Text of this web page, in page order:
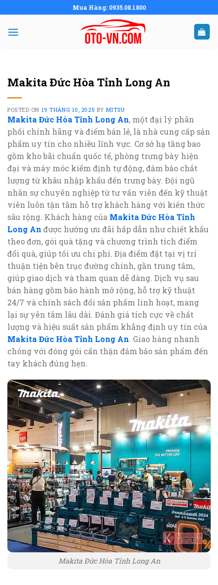
to
content
Mua Hàng: 0935.08.1800
Makita Đức Hòa Tỉnh Long An
POSTED ON 19 THÁNG 10, 2025 BY MITSU
Makita Đức Hòa Tỉnh Long An, một đại lý phân
phối chính hãng và điểm bán lẻ, là nhà cung cấp sản
phẩm uy tín cho nhiều lĩnh vực. Cơ sở hạ tầng bao
gồm kho bãi chuẩn quốc tế, phòng trưng bày hiện
đại và máy móc kiểm định tự động, đảm bảo chất
lượng từ khâu nhập khẩu đến trưng bày. Đội ngũ
nhân sự chuyên nghiệp từ tư vấn viên đến kỹ thuật
viên luôn tận tâm hỗ trợ khách hàng với kiến thức
sâu rộng. Khách hàng của Makita Đức Hòa Tỉnh
Long An được hưởng ưu đãi hấp dẫn như chiết khấu
theo đơn, gói quà tặng và chương trình tích điểm
đổi quà, giúp tối ưu chi phí. Địa điểm đặt tại vị trí
thuận tiện bên trục đường chính, gần trung tâm,
giúp giao dịch và tham quan dễ dàng. Dịch vụ sau
bán hàng gồm bảo hành mở rộng, hỗ trợ kỹ thuật
24/7 và chính sách đổi sản phẩm linh hoạt, mang
lại sự yên tâm lâu dài. Đánh giá tích cực về chất
lượng và hiệu suất sản phẩm khẳng định uy tín của
Makita Đức Hòa Tỉnh Long An. Giao hàng nhanh
chóng với đóng gói cẩn thận đảm bảo sản phẩm đến
tay khách đúng hẹn.
Makita Đức Hòa Tỉnh Long An